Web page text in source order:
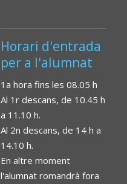
Horari d'entrada
per a l'alumnat
1a hora fins les 08.05 h
Al 1r descans, de 10.45 h
a 11.10 h.
Al 2n descans, de 14 h a
14.10 h.
En altre moment
l'alumnat romandrà fora